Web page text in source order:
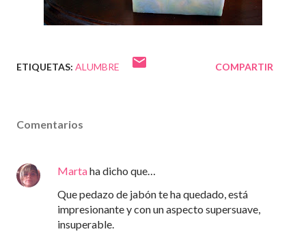
ETIQUETAS: ALUMBRE COMPARTIR
Comentarios
Martaha dicho que…
Que pedazo de jabón te ha quedado, está
impresionante y con un aspecto supersuave,
insuperable.